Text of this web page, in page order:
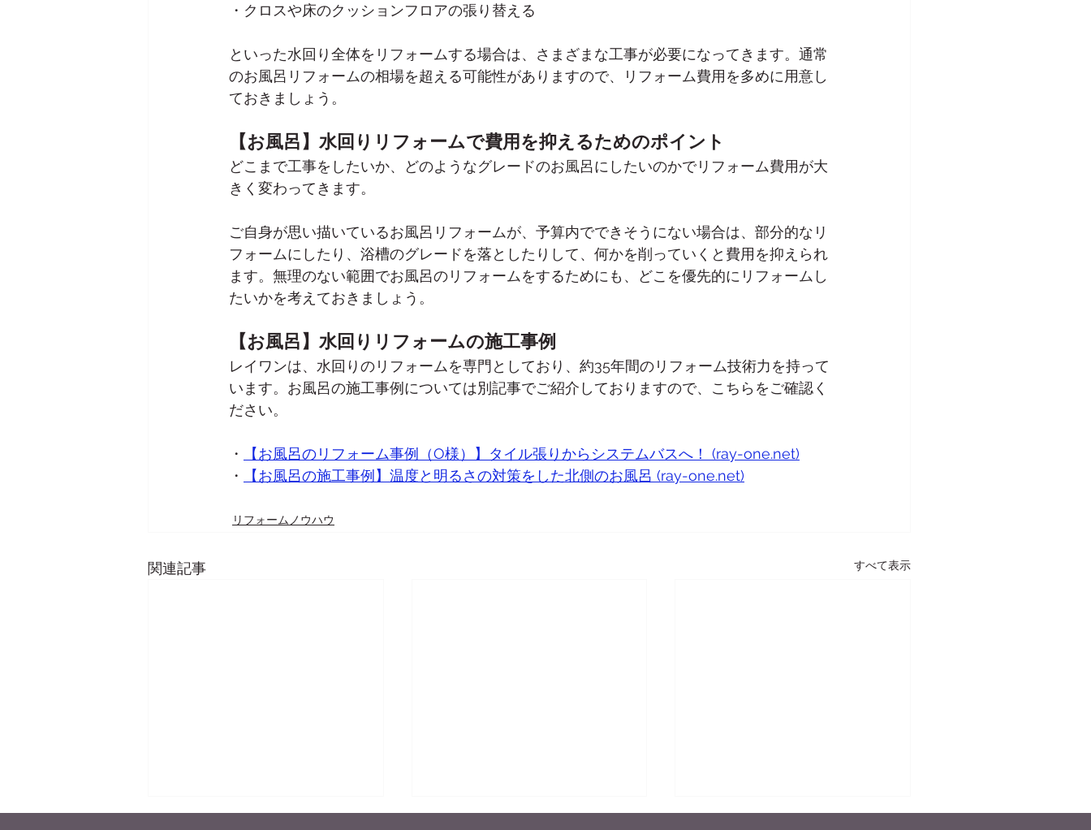
・クロスや床のクッションフロアの張り替える
といった水回り全体をリフォームする場合は、さまざまな工事が必要になってきます。通常
のお風呂リフォームの相場を超える可能性がありますので、リフォーム費用を多めに用意し
ておきましょう。
【お風呂】水回りリフォームで費用を抑えるためのポイント
どこまで工事をしたいか、どのようなグレードのお風呂にしたいのかでリフォーム費用が大
きく変わってきます。
ご自身が思い描いているお風呂リフォームが、予算内でできそうにない場合は、部分的なリ
フォームにしたり、浴槽のグレードを落としたりして、何かを削っていくと費用を抑えられ
ます。無理のない範囲でお風呂のリフォームをするためにも、どこを優先的にリフォームし
たいかを考えておきましょう。
【お風呂】水回りリフォームの施工事例
レイワンは、水回りのリフォームを専門としており、約35年間のリフォーム技術力を持って
います。お風呂の施工事例については別記事でご紹介しておりますので、こちらをご確認く
ださい。
・
【お風呂のリフォーム事例（O様）】タイル張りからシステムバスへ！ (ray-one.net)
・
【お風呂の施工事例】温度と明るさの対策をした北側のお風呂 (ray-one.net)
リフォームノウハウ
関連記事 すべて表示